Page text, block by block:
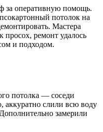
за оперативную помощь.
потолок на
Мастера
просох, ремонт удалось
и подходом.
потолка — соседи
аккуратно слили всю воду
замерили